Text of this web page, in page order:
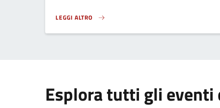
LEGGI ALTRO
PALIO 2026 - CENA DELLE CONTRADE}
Esplora tutti gli eventi